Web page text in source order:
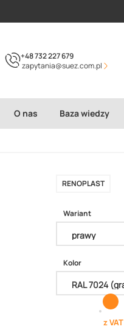
+48 732 227 679
zapytania@suez.com.pl
O nas Baza wiedzy
RENOPLAST
Wariant
Kolor
z VAT